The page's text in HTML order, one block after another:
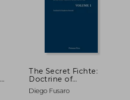
The Secret Fichte:
Doctrine of
knowledge and the
historical world Vol. 1
Diego Fusaro